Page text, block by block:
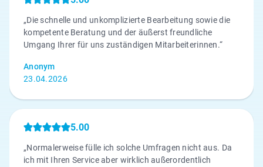
„Die schnelle und unkomplizierte Bearbeitung sowie die
kompetente Beratung und der äußerst freundliche
Umgang Ihrer für uns zuständigen Mitarbeiterinnen.“
Anonym
23.04.2026
5.00
„Normalerweise fülle ich solche Umfragen nicht aus. Da
ich mit Ihren Service aber wirklich außerordentlich